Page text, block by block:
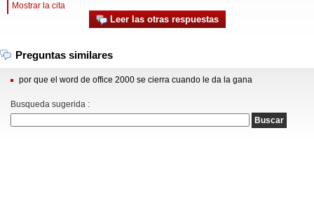
Mostrar la cita
Leer las otras respuestas
Preguntas similares
por que el word de office 2000 se cierra cuando le da la gana
Busqueda sugerida :